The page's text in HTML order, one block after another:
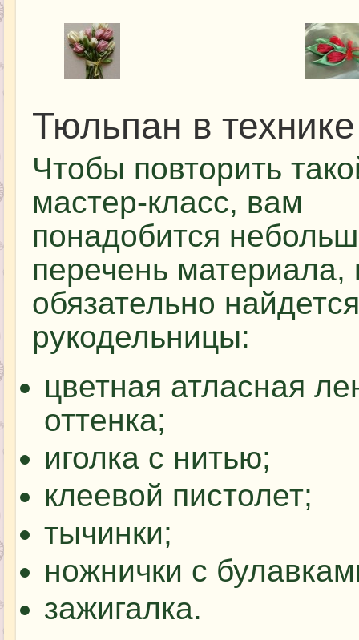
Тюльпан в
Чтобы повторить
мастер-класс, вам
понадобится
перечень материала,
обязательно
рукодельницы:
цветная атласная
оттенка;
иголка с нитью;
клеевой пистолет;
тычинки;
ножнички с
зажигалка.